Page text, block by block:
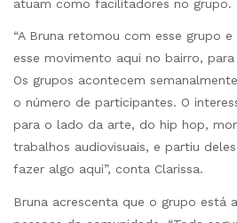
atuam como facilitadores no grupo.
“A Bruna retomou com esse grupo
esse movimento aqui no bairro,
Os grupos acontecem
o número de participantes. O
para o lado da arte, do hip hop,
trabalhos audiovisuais, e partiu
fazer algo aqui”, conta Clarissa.
Bruna acrescenta que o grupo está